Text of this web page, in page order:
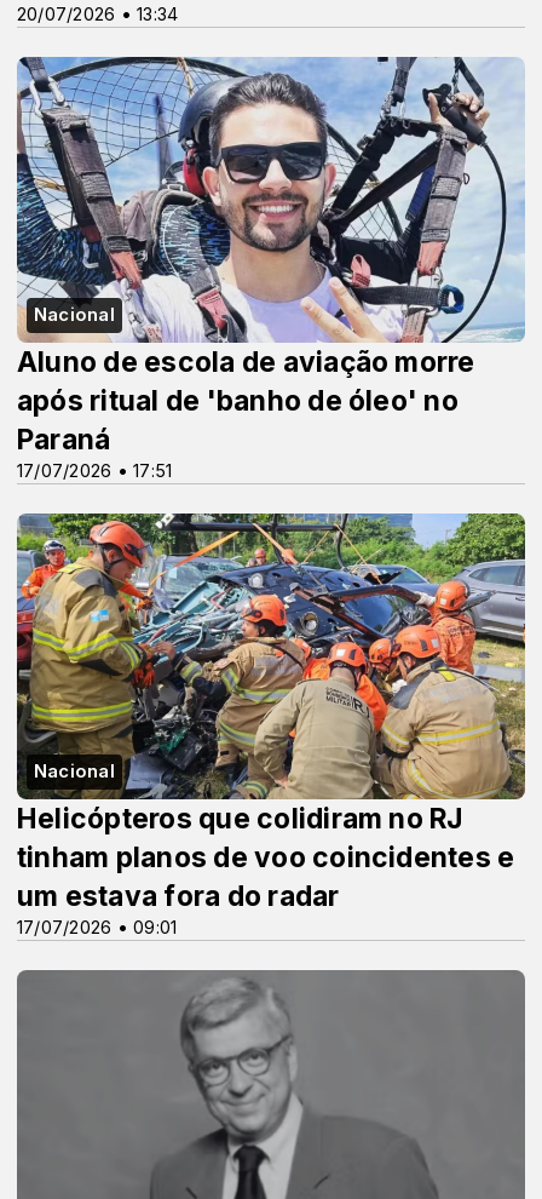
20/07/2026 • 13:34
Nacional
17/07/2026 • 17:51
Aluno de escola de aviação morre
após ritual de 'banho de óleo' no
Paraná
Nacional
17/07/2026 • 09:01
Helicópteros que colidiram no RJ
tinham planos de voo coincidentes e
um estava fora do radar